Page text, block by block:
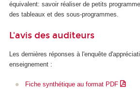
é
r
q
e
e
d
équivalent: savoir réaliser de petits
des tableaux et des sous-programmes.
L'avis des auditeurs
Les dernières réponses à l'enquête
enseignement :
Fiche synthétique au format PDF